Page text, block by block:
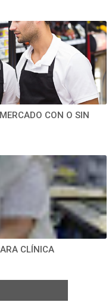
CON O SIN
CLÍNICA